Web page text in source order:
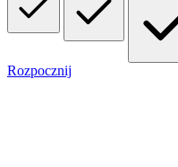
Rozpocznij